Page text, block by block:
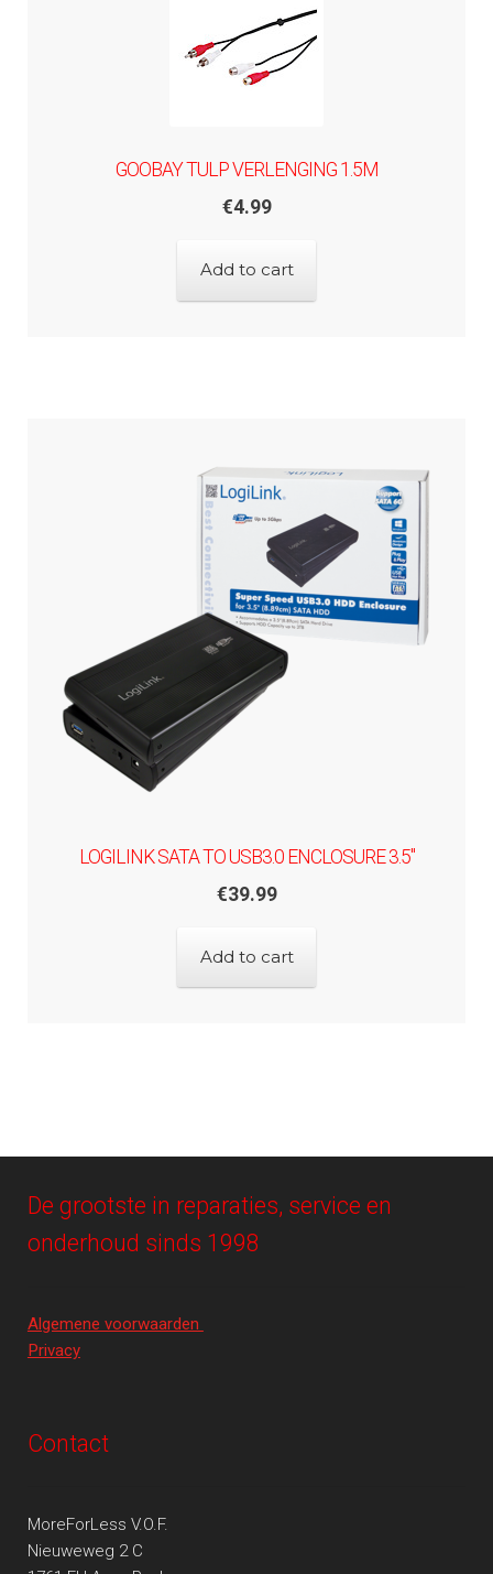
GOOBAY TULP VERLENGING 1.5M
€4.99
Add to cart
LOGILINK SATA TO USB3.0 ENCLOSURE 3.5"
€39.99
Add to cart
De grootste in reparaties, service en
onderhoud sinds 1998
Algemene voorwaarden
Privacy
Contact
MoreForLess V.O.F.
Nieuweweg 2 C